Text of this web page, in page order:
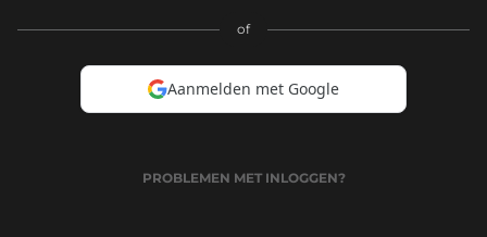
of
Aanmelden met Google
PROBLEMEN MET INLOGGEN?